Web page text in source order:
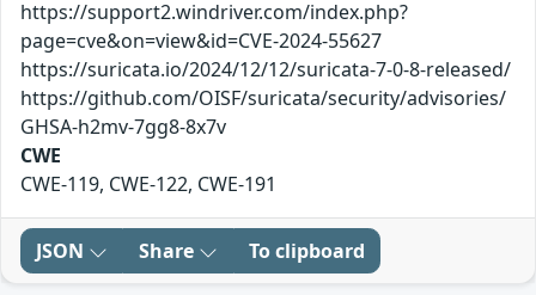
https://support2.windriver.com/index.php?
page=cve&on=view&id=CVE-2024-55627
https://suricata.io/2024/12/12/suricata-7-0-8-released/
https://github.com/OISF/suricata/security/advisories/
GHSA-h2mv-7gg8-8x7v
CWE
CWE-119, CWE-122, CWE-191
JSON Share To clipboard